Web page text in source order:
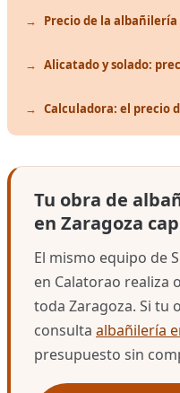
Precio de la albañilería
Alicatado y solado:
Calculadora: el precio
Tu obra de
en Zaragoza
El mismo equipo de
en Calatorao realiza
toda Zaragoza. Si tu
consulta albañilería
presupuesto sin